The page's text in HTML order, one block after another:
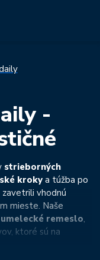
-
strieborných
kroky a túžba po
vhodnú
mieste. Naše
umelecké remeslo,
ktoré sú na